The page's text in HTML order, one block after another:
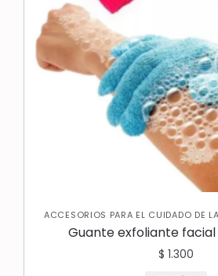
ACCESORIOS PARA EL CUIDADO DE
CORPORALES
JABONES Y
CORPORAL,SKIN CARE
Guante exfoliante
$ 1.300